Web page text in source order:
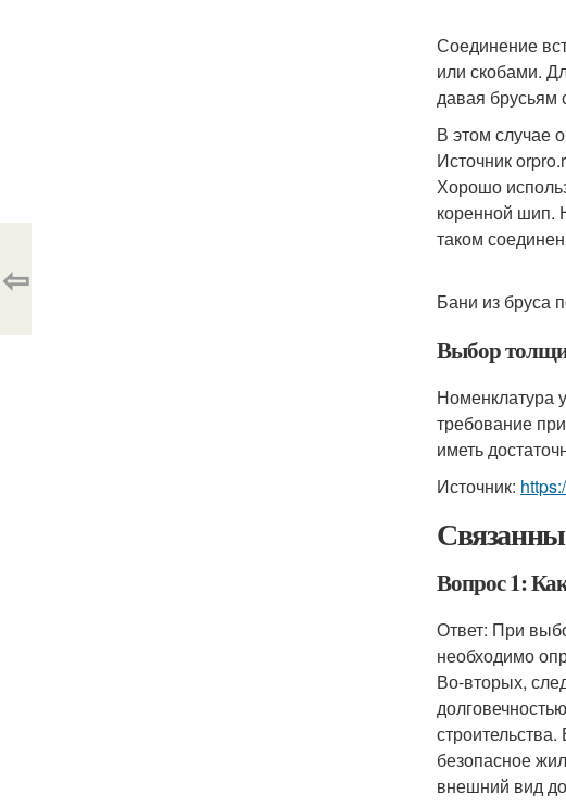
Соединение
или скобами.
давая брусьям
В этом случае
Источник
Хорошо
коренной шип.
таком
Бани из бруса
Выбор
Номенклатура
требование
иметь
Источник:
Вопрос 1:
Ответ: При
необходимо
Во-вторых,
безопасное
внешний вид
⇦